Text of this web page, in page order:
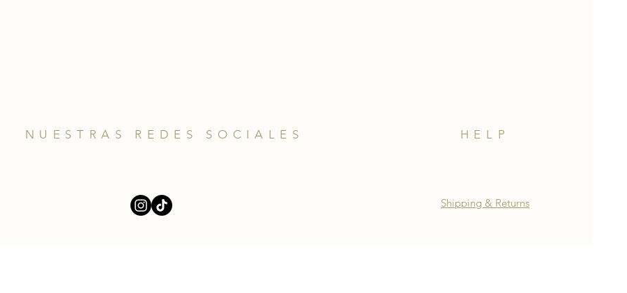
NUESTRAS REDES SOCIALES HELP
Shipping & Returns